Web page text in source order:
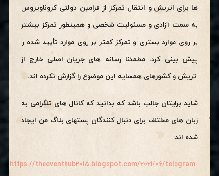
ها برای اتریش و انتقال تمرکز از فرامین دولتی کروناویروس
به سمت آزادی و مسئولیت شخصی و همینطور تمرکز بیشتر
بر روی موارد بستری و تمرکز کمتر بر روی موارد تأیید شده را
پیش بینی کرد. مطمئنا رسانه های جریان اصلی خارج از
اتریش و کشورهای همسایه این موضوع را گزارش نکرده اند.
شاید برایتان جالب باشد که بدانید که کانال های تلگرامی به
زبان های مختلف برای دنبال کنندگان پستهای بلاگ من ایجاد
شده اند:
https://theeventhub2015.blogspot.com/2021/06/telegram-